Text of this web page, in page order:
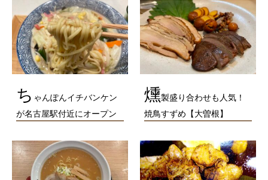
ち ゃんぽんイチバンケン
が名古屋駅付近にオープン
燻製盛り合わせも人気！
焼鳥すずめ【大曽根】